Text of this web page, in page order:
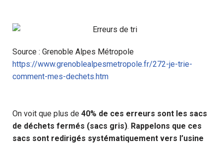
Source : Grenoble Alpes Métropole
https://www.grenoblealpesmetropole.fr/272-je-trie-
comment-mes-dechets.htm
On voit que plus de 40% de ces erreurs sont les sacs
de déchets fermés (sacs gris). Rappelons que ces
sacs sont redirigés systématiquement vers l’usine